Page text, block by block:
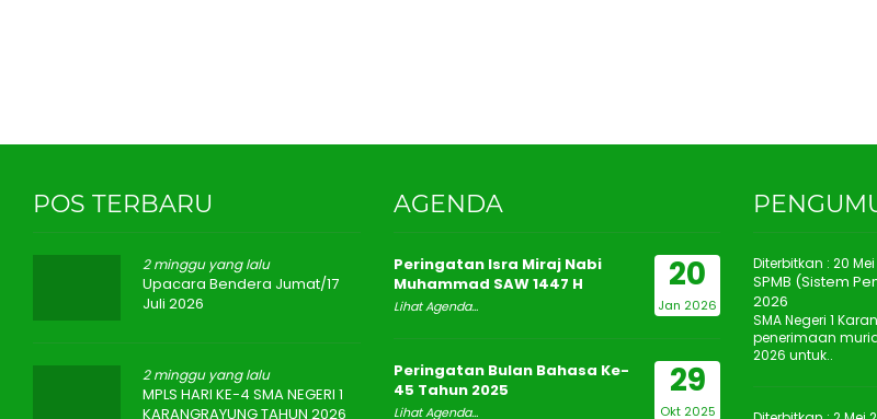
POS TERBARU
2 minggu yang lalu
Upacara Bendera Jumat/17
Juli 2026
2 minggu yang lalu
MPLS HARI KE-4 SMA NEGERI 1
KARANGRAYUNG TAHUN 2026
AGENDA
20
Jan 2026
Peringatan Isra Miraj Nabi
Muhammad SAW 1447 H
Lihat Agenda...
29
Okt 2025
Peringatan Bulan Bahasa Ke-
45 Tahun 2025
Lihat Agenda...
Diterbitkan : 20
SPMB (Sistem
2026
SMA Negeri 1
penerimaan
2026 untuk..